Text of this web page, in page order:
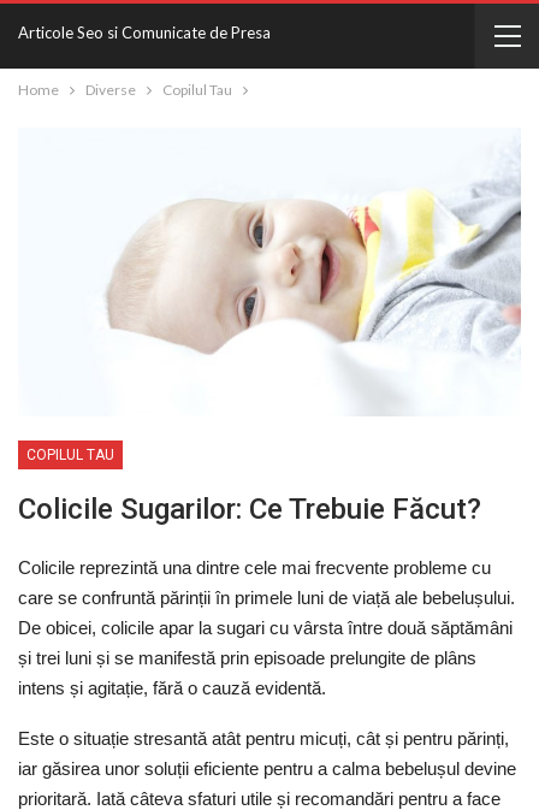
Articole Seo si Comunicate de Presa
Home Diverse Copilul Tau
COPILUL TAU
Colicile Sugarilor: Ce Trebuie Făcut?
Colicile reprezintă una dintre cele mai frecvente probleme cu
care se confruntă părinții în primele luni de viață ale bebelușului.
De obicei, colicile apar la sugari cu vârsta între două săptămâni
și trei luni și se manifestă prin episoade prelungite de plâns
intens și agitație, fără o cauză evidentă.
Este o situație stresantă atât pentru micuți, cât și pentru părinți,
iar găsirea unor soluții eficiente pentru a calma bebelușul devine
prioritară. Iată câteva sfaturi utile și recomandări pentru a face